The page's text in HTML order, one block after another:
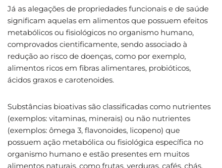
Já as alegações de propriedades funcionais e de saúde
significam aquelas em alimentos que possuem efeitos
metabólicos ou fisiológicos no organismo humano,
comprovados cientificamente, sendo associado à
redução ao risco de doenças, como por exemplo,
alimentos ricos em fibras alimentares, probióticos,
ácidos graxos e carotenoides.
Substâncias bioativas são classificadas como nutrientes
(exemplos: vitaminas, minerais) ou não nutrientes
(exemplos: ômega 3, flavonoides, licopeno) que
possuem ação metabólica ou fisiológica específica no
organismo humano e estão presentes em muitos
alimentos naturais, como frutas, verduras, cafés, chás,